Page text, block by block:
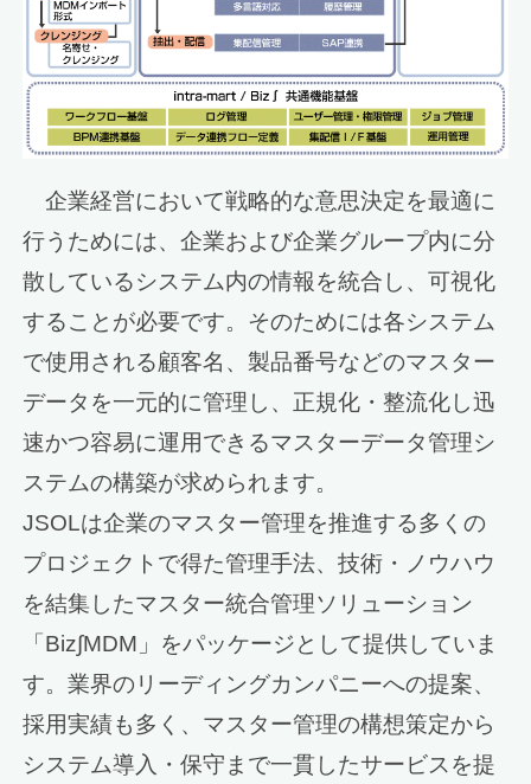
企業経営において戦略的な意思決定を最適に
行うためには、企業および企業グループ内に分
散しているシステム内の情報を統合し、可視化
することが必要です。そのためには各システム
で使用される顧客名、製品番号などのマスター
データを一元的に管理し、正規化・整流化し迅
速かつ容易に運用できるマスターデータ管理シ
ステムの構築が求められます。
JSOLは企業のマスター管理を推進する多くの
プロジェクトで得た管理手法、技術・ノウハウ
を結集したマスター統合管理ソリューション
「Biz∫MDM」をパッケージとして提供していま
す。業界のリーディングカンパニーへの提案、
採用実績も多く、マスター管理の構想策定から
システム導入・保守まで一貫したサービスを提